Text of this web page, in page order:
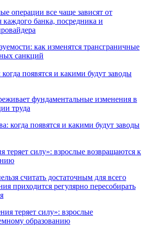
операции все чаще зависят от
банка, посредника и
появятся и какими будут заводы
фундаментальные изменения в
труда
теряет силу»: взрослые возвращаются к
считать достаточным для всего
приходится регулярно пересобирать